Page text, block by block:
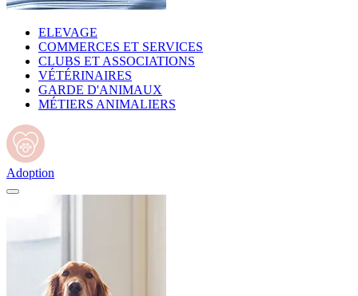
ELEVAGE
COMMERCES ET SERVICES
CLUBS ET ASSOCIATIONS
VÉTÉRINAIRES
GARDE D'ANIMAUX
MÉTIERS ANIMALIERS
Adoption